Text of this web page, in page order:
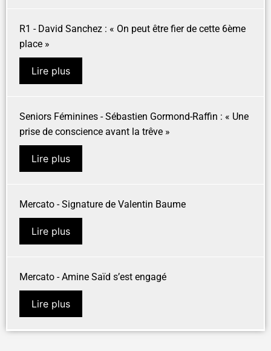
R1 - David Sanchez : « On peut être fier de cette 6ème
place »
Lire plus
Seniors Féminines - Sébastien Gormond-Raffin : « Une
prise de conscience avant la trêve »
Lire plus
Mercato - Signature de Valentin Baume
Lire plus
Mercato - Amine Saïd s’est engagé
Lire plus